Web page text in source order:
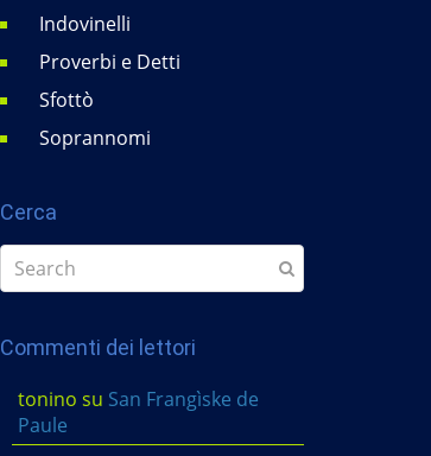
Indovinelli
Proverbi e Detti
Sfottò
Soprannomi
Cerca
Commenti dei lettori
tonino su San Frangìske de
Paule